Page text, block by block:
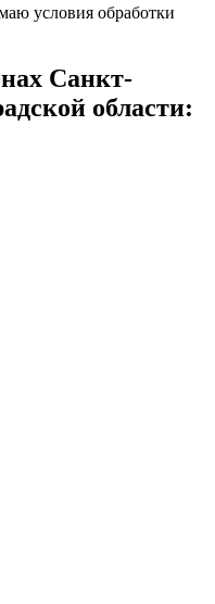
условия обработки
Санкт-
области: